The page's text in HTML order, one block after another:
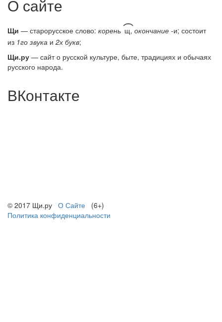
О сайте
Щи — старорусское слово: корень ͡щ, окончание -и; состоит
из 1го звука и 2х букв;
Щи.ру — сайт о русской культуре, быте, традициях и обычаях
русского народа.
ВКонтакте
© 2017 Щи.ру О Сайте (6+)
Политика конфиденциальности